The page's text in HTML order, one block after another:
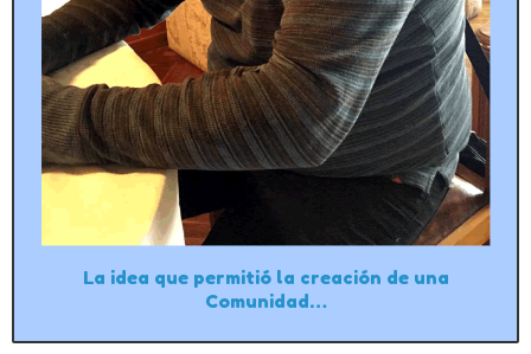
La idea que permitió la creación de una
Comunidad…